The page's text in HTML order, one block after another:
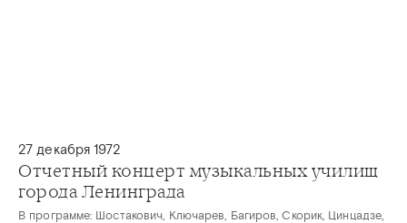
27 декабря 1972
Отчетный концерт музыкальных училищ
города Ленинграда
В программе: Шостакович, Ключарев, Багиров, Скорик, Цинцадзе,